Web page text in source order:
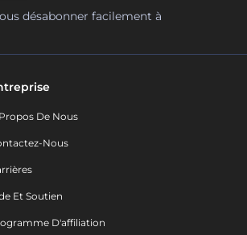
désabonner facilement à
De Nous
Nous
Et Soutien
D'affiliation